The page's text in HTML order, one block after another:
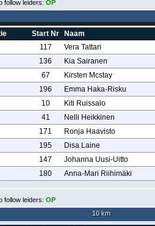
follow leiders: OP
Start Nr
Naam
117
Vera Tattari
136
Kia Sairanen
67
Kirsten Mcstay
196
Emma Haka-Risku
10
Kiti Ruissalo
41
Nelli Heikkinen
171
Ronja Haavisto
195
Disa Laine
147
Johanna Uusi-Uitto
180 Anna-Mari Riihimäki
follow leiders: OP
10 km